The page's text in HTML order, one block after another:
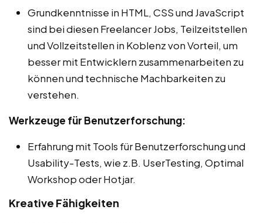
Grundkenntnisse in HTML, CSS und JavaScript
sind bei diesen Freelancer Jobs, Teilzeitstellen
und Vollzeitstellen in Koblenz von Vorteil, um
besser mit Entwicklern zusammenarbeiten zu
können und technische Machbarkeiten zu
verstehen.
Werkzeuge für Benutzerforschung:
Erfahrung mit Tools für Benutzerforschung und
Usability-Tests, wie z.B. UserTesting, Optimal
Workshop oder Hotjar.
Kreative Fähigkeiten